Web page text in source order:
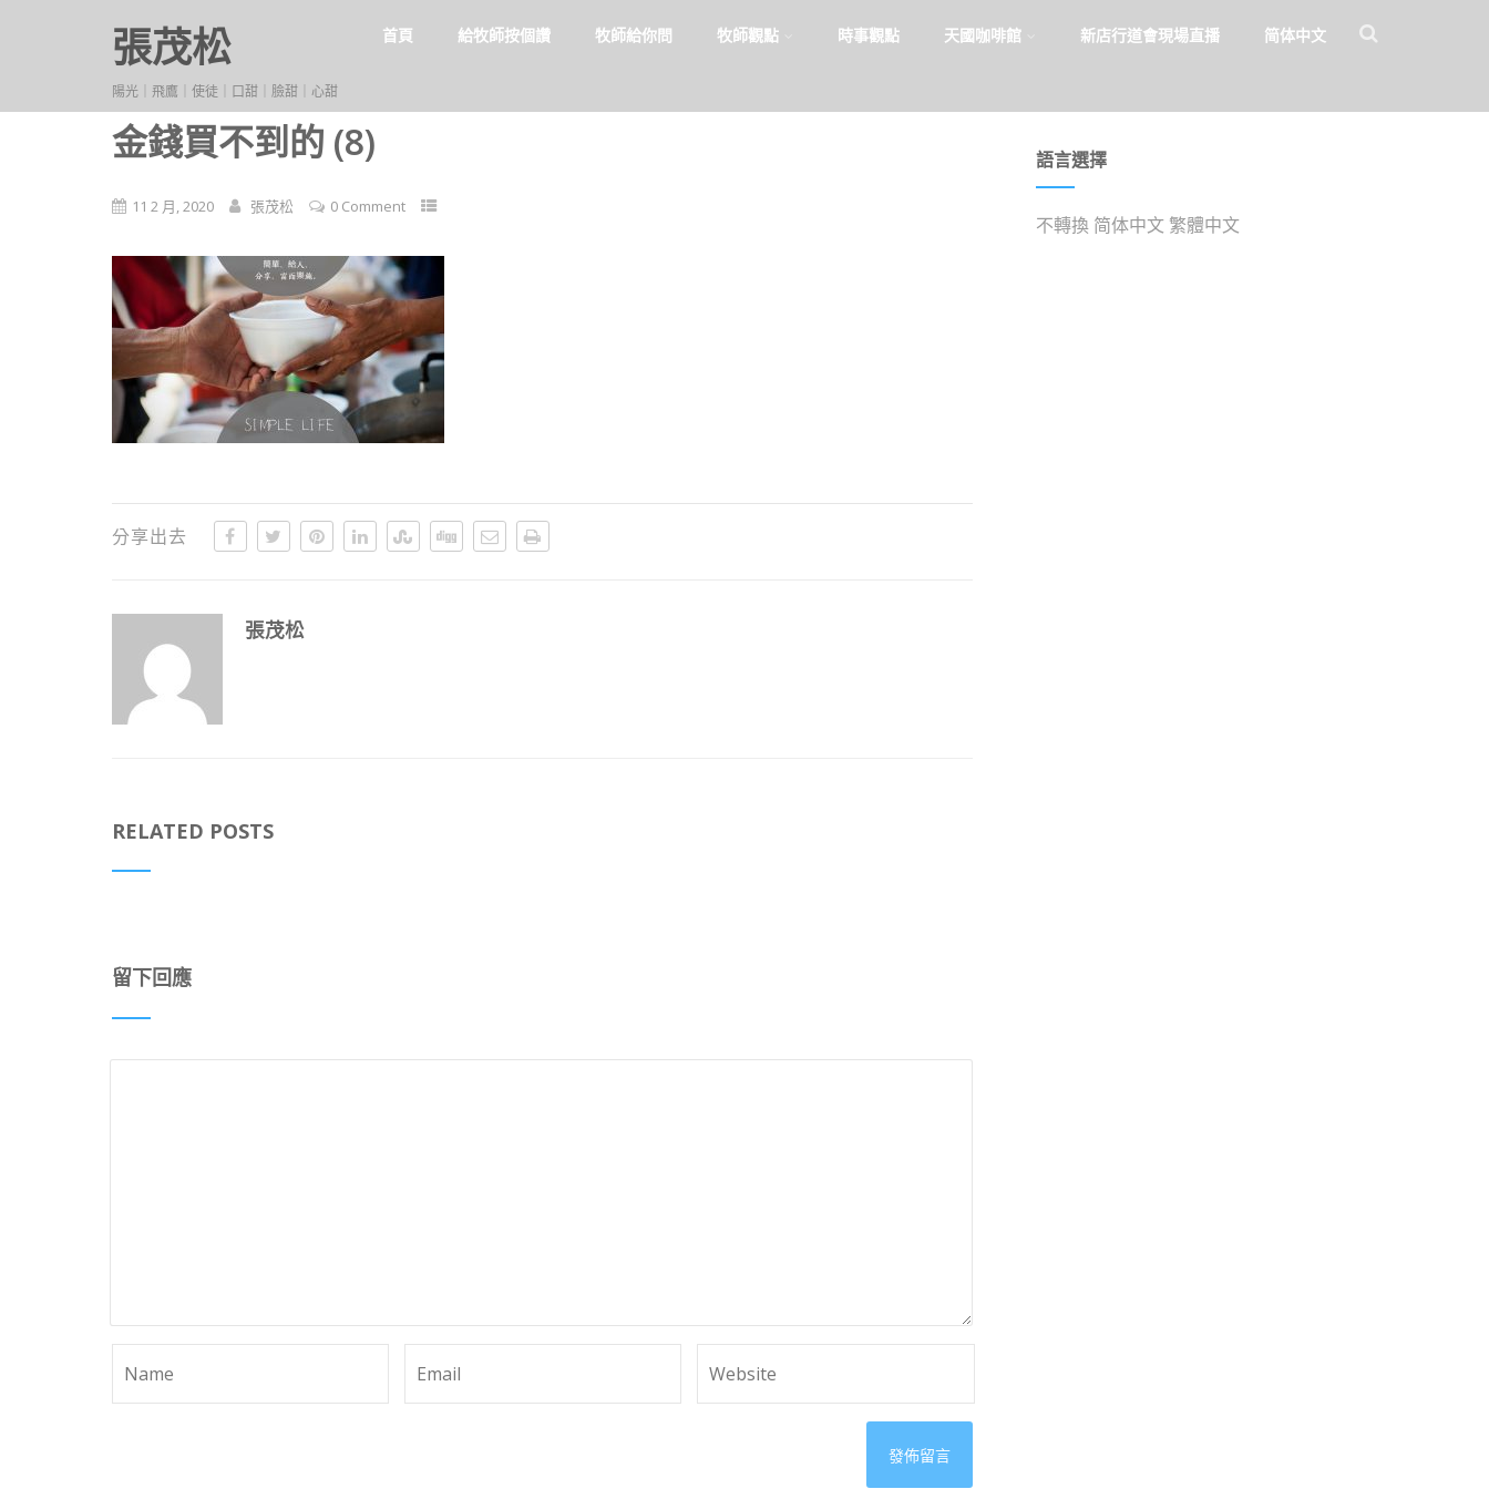
張茂松
陽光｜飛鷹｜使徒｜口甜｜臉甜｜心甜
首頁 給牧師按個讚 牧師給你問 牧師觀點 時事觀點 天國咖啡館 新店行道會現場直播 简体中文
金錢買不到的 (8)
11 2 月, 2020 張茂松 0 Comment
分享出去
張茂松
RELATED POSTS
留下回應
語言選擇
不轉換 简体中文 繁體中文